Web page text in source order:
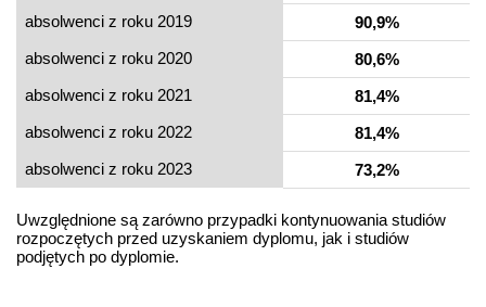
absolwenci z roku 2019
90,9%
absolwenci z roku 2020
80,6%
absolwenci z roku 2021
81,4%
absolwenci z roku 2022
81,4%
absolwenci z roku 2023
73,2%
Uwzględnione są zarówno przypadki kontynuowania studiów
rozpoczętych przed uzyskaniem dyplomu, jak i studiów
podjętych po dyplomie.